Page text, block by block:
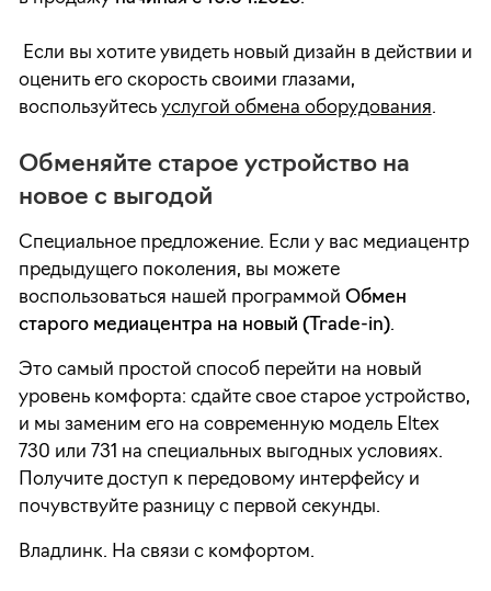
Если вы хотите увидеть новый дизайн в действии и
оценить его скорость своими глазами,
воспользуйтесь услугой обмена оборудования.
Обменяйте старое устройство на
новое с выгодой
Специальное предложение. Если у вас медиацентр
предыдущего поколения, вы можете
воспользоваться нашей программой Обмен
старого медиацентра на новый (Trade-in).
Это самый простой способ перейти на новый
уровень комфорта: сдайте свое старое устройство,
и мы заменим его на современную модель Eltex
730 или 731 на специальных выгодных условиях.
Получите доступ к передовому интерфейсу и
почувствуйте разницу с первой секунды.
Владлинк. На связи с комфортом.